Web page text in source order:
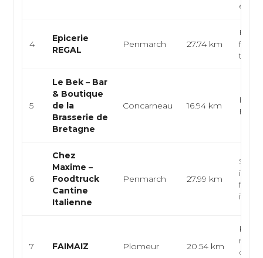
4
Epicerie
REGAL
Penmarch 27.74 km
faite
5
Le Bek – Bar
& Boutique
de la
Brasserie de
Bretagne
Concarneau 16.94 km
6
Chez
Maxime –
Foodtruck
Cantine
Italienne
Penmarch 27.99 km
italien
7 FAIMAIZ Plomeur 20.54 km